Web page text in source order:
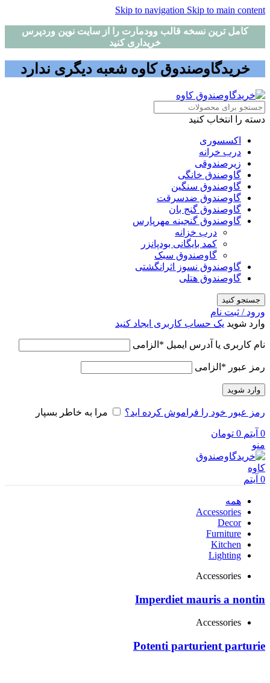
Skip to navigation Skip to main content
کامل ترین نسخه قالب وودمارت را از سایت نوین وردپرس
خریداری کنید
خریدگاوصندوق کاوه شعبه دیگری ندارد
دسته را انتخاب کنید
اکسسوری
درب خرانه
زیرصندوقی
گاوصندق خانگی
گاوصندوق سنگین
گاوصندوق ضدسرقت
گاوصندوق گنج بان
گاوصندوق گنجینه مهرپارس
درب خزانه
کمد بایگانی بودپانزر
گاوصندوق سبک
گاوصندوق نسوز اثرانگشتی
گاوصندوق هتلی
جستجو کنید
ورود / ثبت نام
وارد شوید یک حساب کاربری ایجاد کنید
نام کاربری یا آدرس ایمیل * الزامی
رمز عبور * الزامی
وارد شوید
رمز عبور خود را فراموش کرده اید؟ مرا به خاطر بسپار
0 آیتم 0 تومان
منو
0 آیتم
همه
Accessories
Decor
Furniture
Kitchen
Lighting
Accessories
Imperdiet mauris a nontin
Accessories
Potenti parturient parturie